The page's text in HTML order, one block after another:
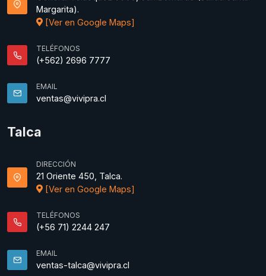
Margarita).
[Ver en Google Maps]
TELÉFONOS
(+562) 2696 7777
EMAIL
ventas@vivipra.cl
Talca
DIRECCIÓN
21 Oriente 450, Talca.
[Ver en Google Maps]
TELÉFONOS
(+56 71) 2244 247
EMAIL
ventas-talca@vivipra.cl